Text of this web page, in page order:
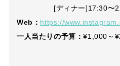
[ディナー]17:30〜
Web： https://
一人当たりの予算：¥1,000～